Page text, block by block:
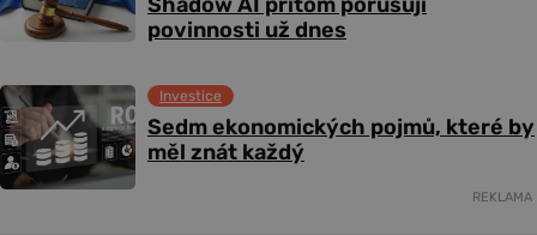
povinnosti už dnes
Sedm ekonomických pojmů, které by
měl znát každý
Investice
REKLAMA